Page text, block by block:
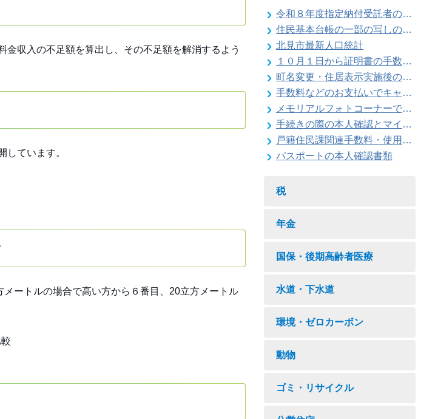
収入の不足額を算出し、その不足額を解消するよう
ています。
ートルの場合で高い方から６番目、20立方メートル
令和８年度指定納付受託者の指定について
住民基本台帳の一部の写しの閲覧状況
北見市最新人口統計
１０月１日から証明書の手数料が変わります
町名変更・住居表示実施後の住所変更
手数料などのお支払いでキャッシュレス決済が利用できます
メモリアルフォトコーナーで記念撮影はいかがですか
手続きの際の本人確認とマイナンバーの確認にご協力ください
戸籍住民課関連手数料・使用料一覧
パスポートの本人確認書類
税
年金
国保・後期高齢者医療
水道・下水道
環境・ゼロカーボン
動物
ゴミ・リサイクル